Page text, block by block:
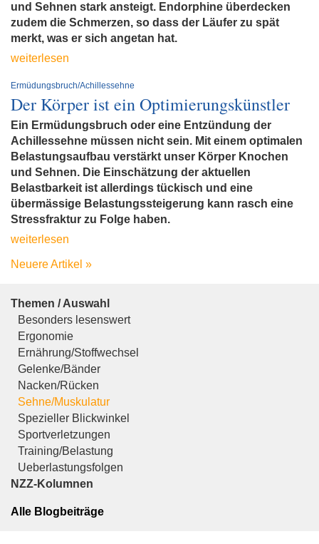
und Sehnen stark ansteigt. Endorphine überdecken
zudem die Schmerzen, so dass der Läufer zu spät
merkt, was er sich angetan hat.
weiterlesen
Ermüdungsbruch/Achillessehne
Der Körper ist ein Optimierungskünstler
Ein Ermüdungsbruch oder eine Entzündung der
Achillessehne müssen nicht sein. Mit einem optimalen
Belastungsaufbau verstärkt unser Körper Knochen
und Sehnen. Die Einschätzung der aktuellen
Belastbarkeit ist allerdings tückisch und eine
übermässige Belastungssteigerung kann rasch eine
Stressfraktur zu Folge haben.
weiterlesen
Neuere Artikel »
Themen / Auswahl
Besonders lesenswert
Ergonomie
Ernährung/Stoffwechsel
Gelenke/Bänder
Nacken/Rücken
Sehne/Muskulatur
Spezieller Blickwinkel
Sportverletzungen
Training/Belastung
Ueberlastungsfolgen
NZZ-Kolumnen
Alle Blogbeiträge